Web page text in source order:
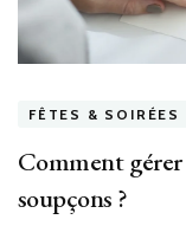
FÊTES & SOIRÉES
Comment gérer
soupçons ?